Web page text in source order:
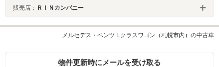
販売店： ＲＩＮカンパニー
メルセデス・ベンツ Eクラスワゴン（札幌市内）の中古車
物件更新時にメールを受け取る